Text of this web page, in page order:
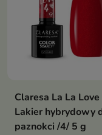
Claresa La La Love
Lakier hybrydowy
paznokci /4/ 5 g